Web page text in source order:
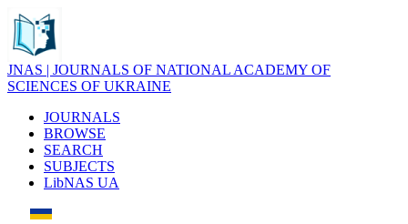
JNAS | JOURNALS OF NATIONAL ACADEMY OF
SCIENCES OF UKRAINE
JOURNALS
BROWSE
SEARCH
SUBJECTS
LibNAS UA